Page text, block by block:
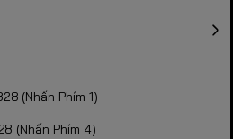
(Nhấn Phím 1)
(Nhấn Phím 4)